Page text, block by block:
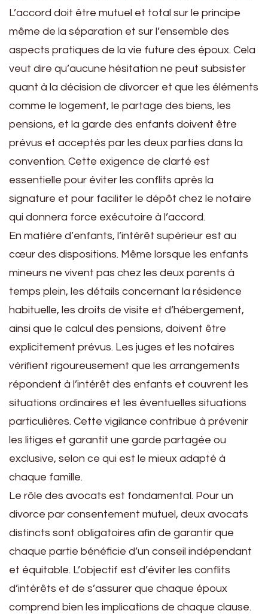
L’accord doit être mutuel et total sur le principe
même de la séparation et sur l’ensemble des
aspects pratiques de la vie future des époux. Cela
veut dire qu’aucune hésitation ne peut subsister
quant à la décision de divorcer et que les éléments
comme le logement, le partage des biens, les
pensions, et la garde des enfants doivent être
prévus et acceptés par les deux parties dans la
convention. Cette exigence de clarté est
essentielle pour éviter les conflits après la
signature et pour faciliter le dépôt chez le notaire
qui donnera force exécutoire à l’accord.
En matière d’enfants, l’intérêt supérieur est au
cœur des dispositions. Même lorsque les enfants
mineurs ne vivent pas chez les deux parents à
temps plein, les détails concernant la résidence
habituelle, les droits de visite et d’hébergement,
ainsi que le calcul des pensions, doivent être
explicitement prévus. Les juges et les notaires
vérifient rigoureusement que les arrangements
répondent à l’intérêt des enfants et couvrent les
situations ordinaires et les éventuelles situations
particulières. Cette vigilance contribue à prévenir
les litiges et garantit une garde partagée ou
exclusive, selon ce qui est le mieux adapté à
chaque famille.
Le rôle des avocats est fondamental. Pour un
divorce par consentement mutuel, deux avocats
distincts sont obligatoires afin de garantir que
chaque partie bénéficie d’un conseil indépendant
et équitable. L’objectif est d’éviter les conflits
d’intérêts et de s’assurer que chaque époux
comprend bien les implications de chaque clause.